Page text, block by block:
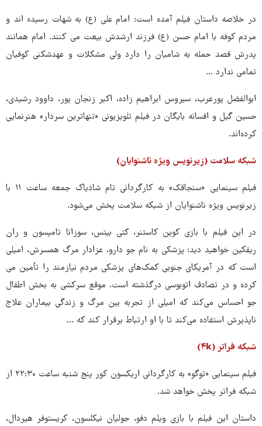
در خلاصه داستان فیلم آمده است: امام علی (ع) به شهات رسیده اند و
مردم کوفه با امام حسن (ع) فرزند ارشدش بیعت می کنند. امام همانند
پدرش قصد حمله به شامیان را دارد ولی مشکلات و عهدشکنی کوفیان
تمامی ندارد ...
ابوالفضل پورعرب، سیروس ابراهیم زاده، اکبر زنجان پور، داوود رشیدی،
حسین گیل و افسانه بایگان در فیلم تلویزیونی «تنهاترین سردار» هنرنمایی
کرده‌اند.
شبکه سلامت (زیرنویس ویژه ناشنوایان)
فیلم سینمایی «سنجاقک» به کارگردانی تام شادیاک جمعه ساعت ۱۱ با
زیرنویس ویژه ناشنوایان از شبکه سلامت پخش می‌شود.
در این فیلم با بازی کوین کاستنر، کتی بیتس، سوزانا تامپسون و ران
ریفکین خواهید دید: پزشکی به نام جو دارو، عزادار مرگ همسرش، امیلی
است که در آمریکای جنوبی کمک‌های پزشکی مردم نیازمند را تأمین می
کرده و در تصادف اتوبوسی درگذشته است. موقع سرکشی به بخش اطفال
جو احساس می‌کند که امیلی از تجربه بین مرگ و زندگی بیماران علاج
ناپذیرش استفاده می‌کند تا با او ارتباط برقرار کند که ...
شبکه فراتر (۴k)
فیلم سینمایی «توگو» به کارگردانی اریکسون کور پنج شنبه ساعت ۲۲:۳۰ از
شبکه فراتر پخش خواهد شد.
داستان این فیلم با بازی ویلم دفو، جولیان نیکلسون، کریستوفر هیردال،